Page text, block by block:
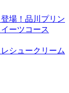
場！品川プリン
ーツコース
シュークリーム